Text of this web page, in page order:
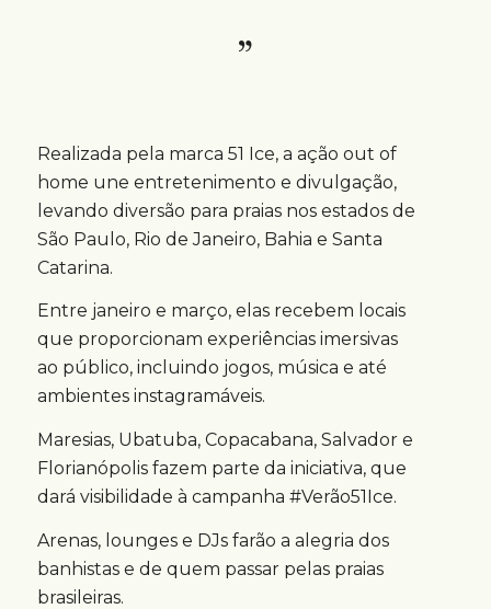
Realizada pela marca 51 Ice, a ação out of
home une entretenimento e divulgação,
levando diversão para praias nos estados de
São Paulo, Rio de Janeiro, Bahia e Santa
Catarina.
Entre janeiro e março, elas recebem locais
que proporcionam experiências imersivas
ao público, incluindo jogos, música e até
ambientes instagramáveis.
Maresias, Ubatuba, Copacabana, Salvador e
Florianópolis fazem parte da iniciativa, que
dará visibilidade à campanha #Verão51Ice.
Arenas, lounges e DJs farão a alegria dos
banhistas e de quem passar pelas praias
brasileiras.